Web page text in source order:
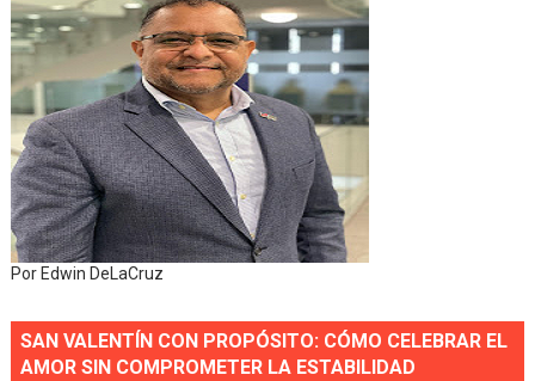
Por Edwin DeLaCruz
SAN VALENTÍN CON PROPÓSITO: CÓMO CELEBRAR EL
AMOR SIN COMPROMETER LA ESTABILIDAD